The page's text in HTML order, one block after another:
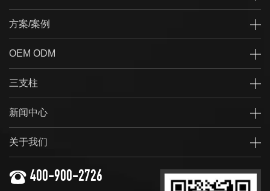
方案/案例
OEM ODM
三支柱
新闻中心
关于我们
400-900-2726